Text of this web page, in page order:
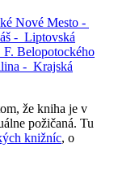
Nové Mesto -
- Liptovská
Belopotockého
- Krajská
že kniha je v
požičaná. Tu
knižníc, o